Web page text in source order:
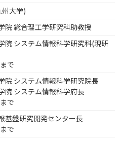
大学)
院 総合理工学研究科助教授
院 システム情報科学研究科(現研
で
院 システム情報科学研究院長
院 システム情報科学府長
で
基盤研究開発センター長
で